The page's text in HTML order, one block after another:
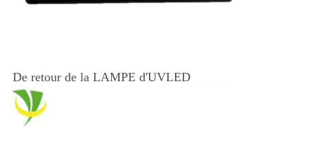
De retour de la LAMPE d'UVLED